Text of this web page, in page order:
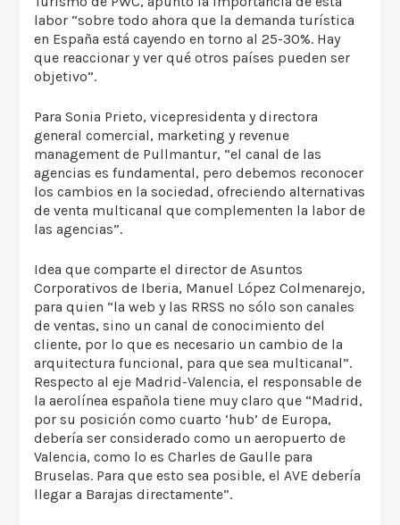
labor “sobre todo ahora que la demanda turística
en España está cayendo en torno al 25-30%. Hay
que reaccionar y ver qué otros países pueden ser
objetivo”.
Para Sonia Prieto, vicepresidenta y directora
general comercial, marketing y revenue
management de Pullmantur, “el canal de las
agencias es fundamental, pero debemos reconocer
los cambios en la sociedad, ofreciendo alternativas
de venta multicanal que complementen la labor de
las agencias”.
Idea que comparte el director de Asuntos
Corporativos de Iberia, Manuel López Colmenarejo,
para quien “la web y las RRSS no sólo son canales
de ventas, sino un canal de conocimiento del
cliente, por lo que es necesario un cambio de la
arquitectura funcional, para que sea multicanal”.
Respecto al eje Madrid-Valencia, el responsable de
la aerolínea española tiene muy claro que “Madrid,
por su posición como cuarto ‘hub’ de Europa,
debería ser considerado como un aeropuerto de
Valencia, como lo es Charles de Gaulle para
Bruselas. Para que esto sea posible, el AVE debería
llegar a Barajas directamente”.